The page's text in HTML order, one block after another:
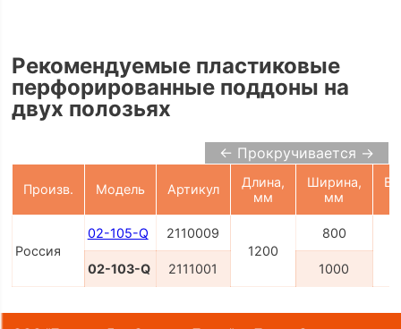
Рекомендуемые пластиковые
перфорированные поддоны на
двух полозьях
← Прокручивается →
Произв. Модель Артикул
Длина,
мм
Ширина,
мм
Россия
02-105-Q
2110009
1200
800
02-103-Q
2111001 1000